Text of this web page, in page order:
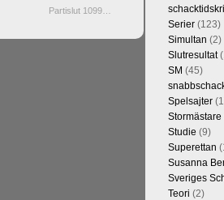
Partislut 1099…
Serier(123)
Simultan (2)
Slutresultat
SM (45)
Spelsajter
Stormästare
Studie (9)
Superettan
Susanna
Sveriges
Teori (2)